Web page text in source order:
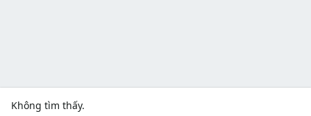
Không tìm thấy.